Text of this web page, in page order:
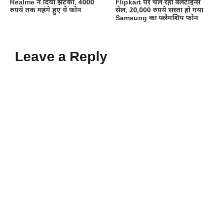
Realme ने दिया झटका, 4000
रुपये तक महंगे हुए ये फोन
Flipkart पर चल रही वैलेंटाइन्स
सेल, 20,000 रुपये सस्ता हो गया
Samsung का फ्लैगशिप फोन
Leave a Reply